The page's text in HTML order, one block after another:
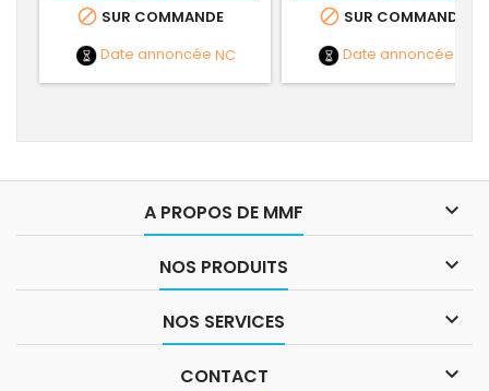
 SUR COMMANDE
Date annoncée NC
 SUR COMMANDE
Date annoncée
A PROPOS DE MMF 
NOS PRODUITS 
NOS SERVICES 
CONTACT 